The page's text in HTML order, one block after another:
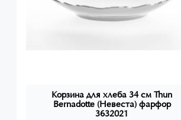
Корзина для хлеба 34 см Thun
Bernadotte (Невеста) фарфор
3632021